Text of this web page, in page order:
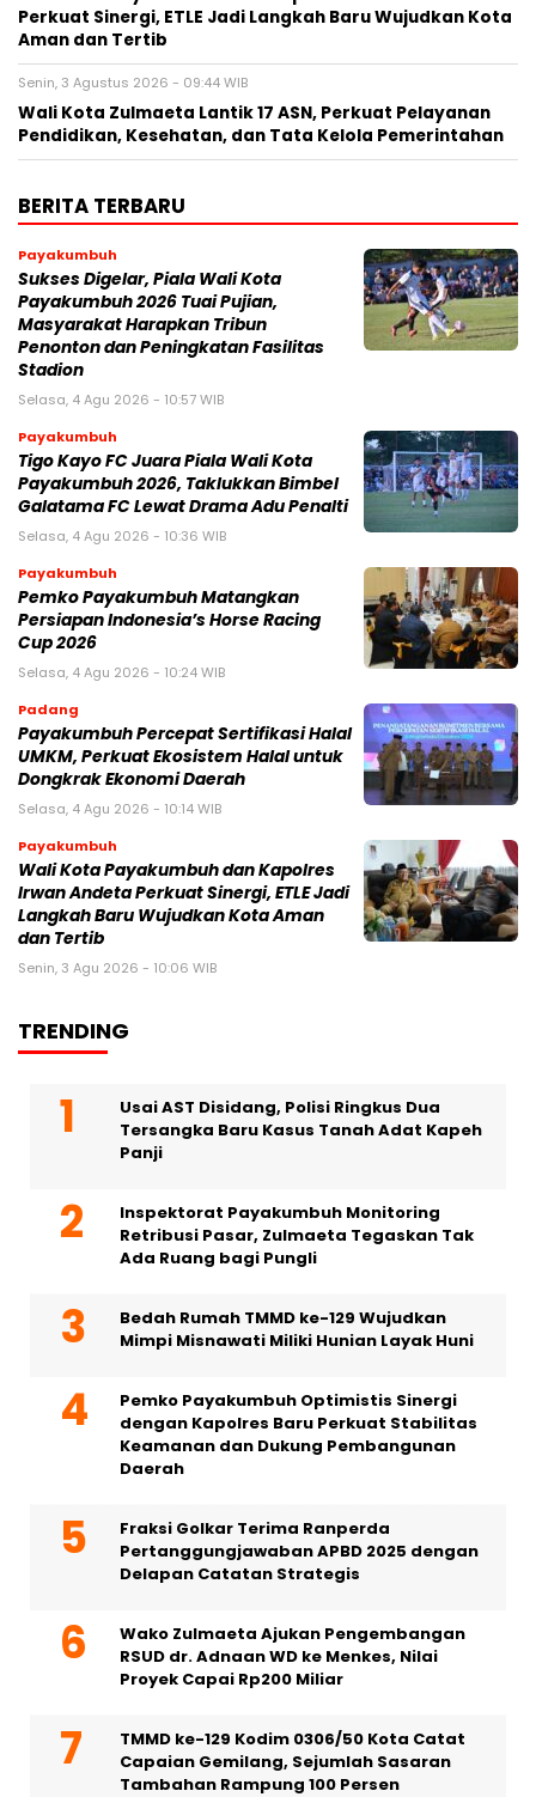
Perkuat Sinergi, ETLE Jadi Langkah Baru Wujudkan Kota
Aman dan Tertib
Senin, 3 Agustus 2026 - 09:44 WIB
Wali Kota Zulmaeta Lantik 17 ASN, Perkuat Pelayanan
Pendidikan, Kesehatan, dan Tata Kelola Pemerintahan
BERITA TERBARU
Payakumbuh
Sukses Digelar, Piala Wali Kota
Payakumbuh 2026 Tuai Pujian,
Masyarakat Harapkan Tribun
Penonton dan Peningkatan Fasilitas
Stadion
Selasa, 4 Agu 2026 - 10:57 WIB
Payakumbuh
Tigo Kayo FC Juara Piala Wali Kota
Payakumbuh 2026, Taklukkan Bimbel
Galatama FC Lewat Drama Adu Penalti
Selasa, 4 Agu 2026 - 10:36 WIB
Payakumbuh
Pemko Payakumbuh Matangkan
Persiapan Indonesia’s Horse Racing
Cup 2026
Selasa, 4 Agu 2026 - 10:24 WIB
Padang
Payakumbuh Percepat Sertifikasi Halal
UMKM, Perkuat Ekosistem Halal untuk
Dongkrak Ekonomi Daerah
Selasa, 4 Agu 2026 - 10:14 WIB
Payakumbuh
Wali Kota Payakumbuh dan Kapolres
Irwan Andeta Perkuat Sinergi, ETLE Jadi
Langkah Baru Wujudkan Kota Aman
dan Tertib
Senin, 3 Agu 2026 - 10:06 WIB
TRENDING
Usai AST Disidang, Polisi Ringkus Dua
Tersangka Baru Kasus Tanah Adat Kapeh
Panji
Inspektorat Payakumbuh Monitoring
Retribusi Pasar, Zulmaeta Tegaskan Tak
Ada Ruang bagi Pungli
Bedah Rumah TMMD ke-129 Wujudkan
Mimpi Misnawati Miliki Hunian Layak Huni
Pemko Payakumbuh Optimistis Sinergi
dengan Kapolres Baru Perkuat Stabilitas
Keamanan dan Dukung Pembangunan
Daerah
Fraksi Golkar Terima Ranperda
Pertanggungjawaban APBD 2025 dengan
Delapan Catatan Strategis
Wako Zulmaeta Ajukan Pengembangan
RSUD dr. Adnaan WD ke Menkes, Nilai
Proyek Capai Rp200 Miliar
TMMD ke-129 Kodim 0306/50 Kota Catat
Capaian Gemilang, Sejumlah Sasaran
Tambahan Rampung 100 Persen